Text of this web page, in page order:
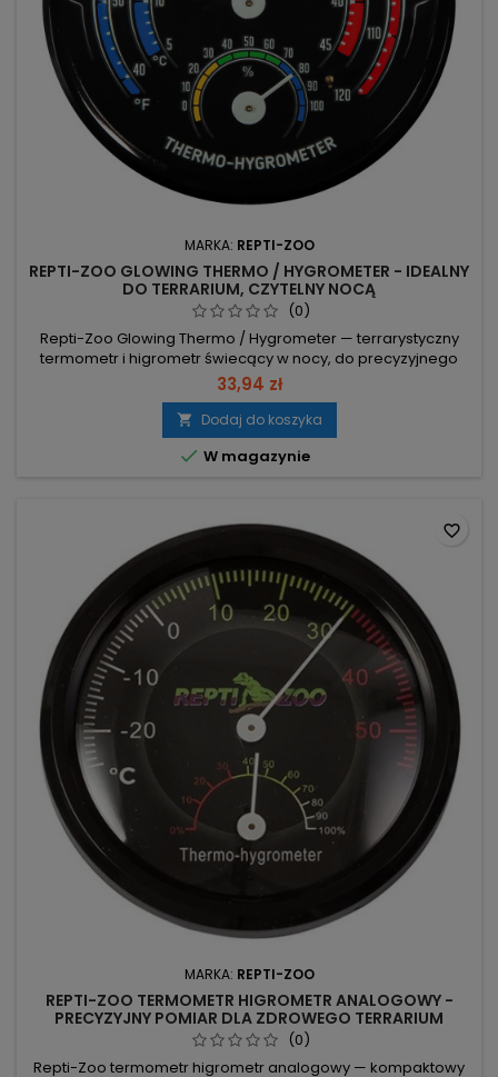
MARKA: REPTI-ZOO
REPTI-ZOO GLOWING THERMO / HYGROMETER - IDEALNY
DO TERRARIUM, CZYTELNY NOCĄ
(0)
Repti-Zoo Glowing Thermo / Hygrometer — terrarystyczny
termometr i higrometr świecący w nocy, do precyzyjnego
monitoringu warunków w terrarium. Zakres pomiaru: 5–45°C
i 0–100% RH – pełna kontrola temperatury i wilgotności. Duży
ekran i precyzyjny mechanizm – szybki, dokładny odczyt bez
domysłów. Świeci w nocy – odczyt bez zapalania światła,
minimalny...
33,94 zł
 Dodaj do koszyka
 W magazynie
MARKA: REPTI-ZOO
REPTI-ZOO TERMOMETR HIGROMETR ANALOGOWY -
PRECYZYJNY POMIAR DLA ZDROWEGO TERRARIUM
(0)
Repti-Zoo termometr higrometr analogowy — kompaktowy
favorite_border